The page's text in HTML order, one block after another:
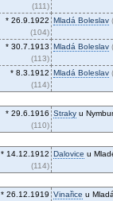
(111)
* 26.9.1922
(104)
Mladá Boleslav (
* 30.7.1913
(113)
Mladá Boleslav (
* 8.3.1912
(114)
Mladá Boleslav (
* 29.6.1916
(110)
Straky u
* 14.12.1912
(114)
Dalovice u
* 26.12.1919 Vinařice u